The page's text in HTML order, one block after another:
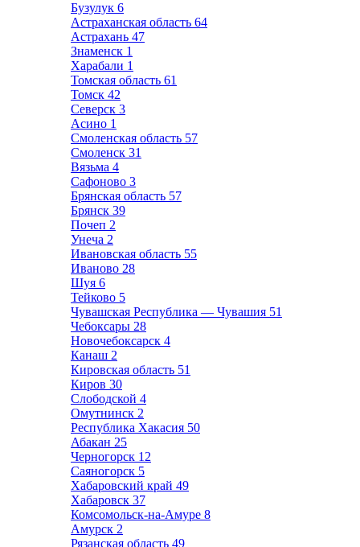
Бузулук 6
Астраханская область 64
Астрахань 47
Знаменск 1
Харабали 1
Томская область 61
Томск 42
Северск 3
Асино 1
Смоленская область 57
Смоленск 31
Вязьма 4
Сафоново 3
Брянская область 57
Брянск 39
Почеп 2
Унеча 2
Ивановская область 55
Иваново 28
Шуя 6
Тейково 5
Чувашская Республика — Чувашия 51
Чебоксары 28
Новочебоксарск 4
Канаш 2
Кировская область 51
Киров 30
Слободской 4
Омутнинск 2
Республика Хакасия 50
Абакан 25
Черногорск 12
Саяногорск 5
Хабаровский край 49
Хабаровск 37
Комсомольск-на-Амуре 8
Амурск 2
Рязанская область 49